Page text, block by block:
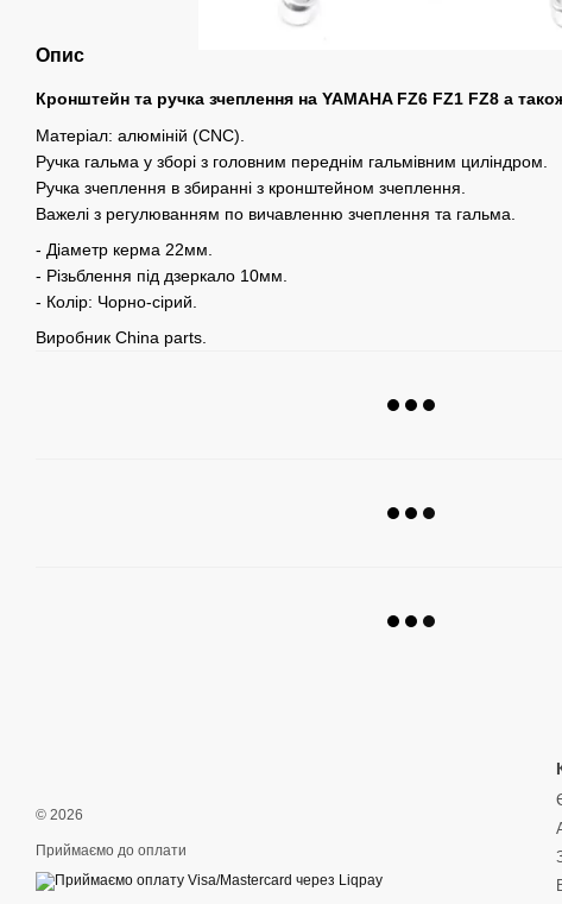
Опис
Кронштейн та ручка зчеплення на YAMAHA FZ6 FZ1 FZ8 а
Матеріал: алюміній (CNC).
Ручка гальма у зборі з головним переднім гальмівним циліндром.
Ручка зчеплення в збиранні з кронштейном зчеплення.
Важелі з регулюванням по вичавленню зчеплення та гальма.
- Діаметр керма 22мм.
- Різьблення під дзеркало 10мм.
- Колір: Чорно-сірий.
Виробник China parts.
© 2026
Приймаємо до оплати